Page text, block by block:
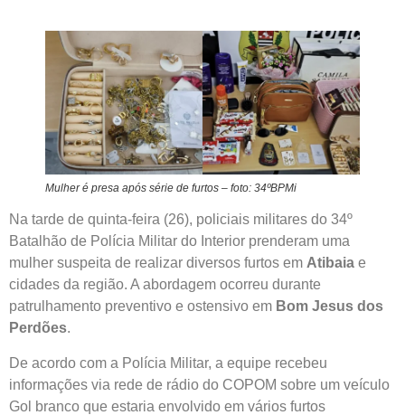
Mulher é presa após série de furtos – foto: 34ºBPMi
Na tarde de quinta-feira (26), policiais militares do 34º
Batalhão de Polícia Militar do Interior prenderam uma
mulher suspeita de realizar diversos furtos em Atibaia e
cidades da região. A abordagem ocorreu durante
patrulhamento preventivo e ostensivo em Bom Jesus dos
Perdões.
De acordo com a Polícia Militar, a equipe recebeu
informações via rede de rádio do COPOM sobre um veículo
Gol branco que estaria envolvido em vários furtos